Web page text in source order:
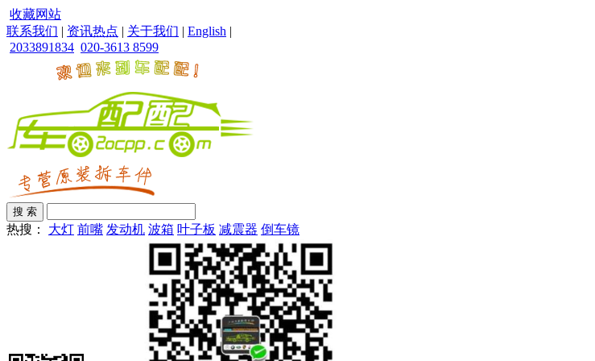
收藏网站
联系我们 | 资讯热点 | 关于我们 | English |
2033891834 020-3613 8599
热搜： 大灯 前嘴 发动机 波箱 叶子板 减震器 倒车镜